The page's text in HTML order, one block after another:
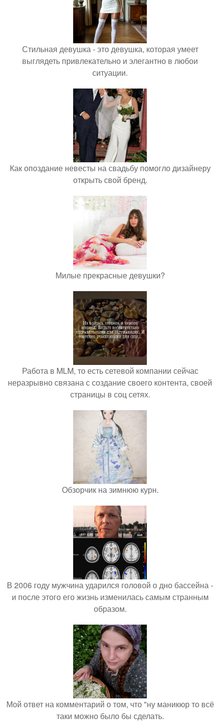
Стильная девушка - это девушка, которая умеет
выглядеть привлекательно и элегантно в любои
ситуации.
Как опоздание невесты на свадьбу помогло дизайнеру
открыть свой бренд.
Милые прекрасные девушки?
Работа в MLM, то есть сетевой компании сейчас
неразрывно связана с создание своего контента, своей
страницы в соц сетях.
Обзорчик на зимнюю курн.
В 2006 году мужчина ударился головой о дно бассейна -
и после этого его жизнь изменилась самым странным
образом.
Мой ответ на комментарий о том, что "ну маникюр то всё
таки можно было бы сделать.